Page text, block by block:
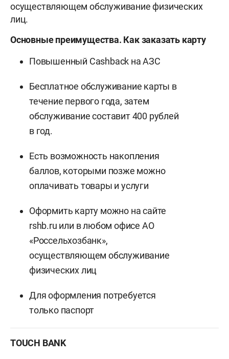
осуществляющем обслуживание физических
лиц.
Основные преимущества. Как заказать карту
Повышенный Cashback на АЗС
Бесплатное обслуживание карты в
течение первого года, затем
обслуживание составит 400 рублей
в год.
Есть возможность накопления
баллов, которыми позже можно
оплачивать товары и услуги
Оформить карту можно на сайте
rshb.ru или в любом офисе АО
«Россельхозбанк»,
осуществляющем обслуживание
физических лиц
Для оформления потребуется
только паспорт
ТOUCH BANK